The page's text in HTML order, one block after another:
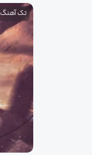
تک آهنگ